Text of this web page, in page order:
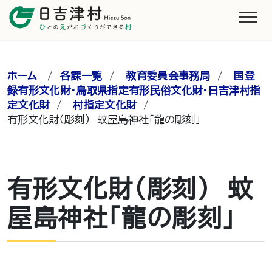
ホーム /各課一覧 /教育委員会事務局 /
国登
録有形文化財・鳥取県指定有形民俗文化財・日吉津村指
定文化財/村指定文化財/
有形文化財（彫刻） 蚊屋島神社「龍の彫刻」
有形文化財（彫刻） 蚊
屋島神社「龍の彫刻」